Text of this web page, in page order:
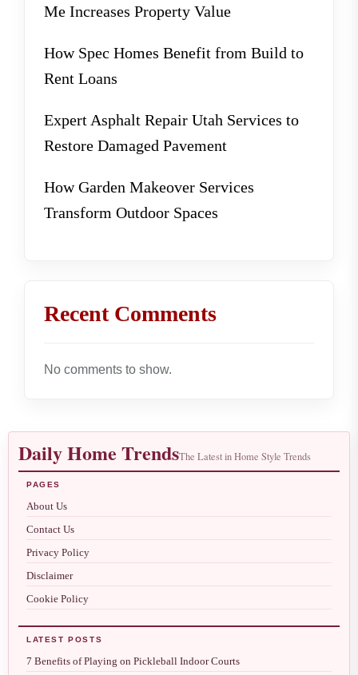
Me Increases Property Value
How Spec Homes Benefit from Build to
Rent Loans
Expert Asphalt Repair Utah Services to
Restore Damaged Pavement
How Garden Makeover Services
Transform Outdoor Spaces
Recent Comments
No comments to show.
Daily Home TrendsThe Latest in Home Style Trends
PAGES
About Us
Contact Us
Privacy Policy
Disclaimer
Cookie Policy
LATEST POSTS
7 Benefits of Playing on Pickleball Indoor Courts